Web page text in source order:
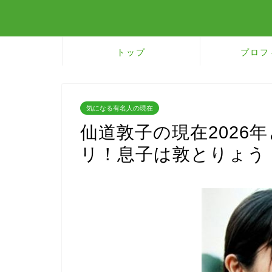
トップ プロ
気になる有名人の現在
仙道敦子の現在2026
リ！息子は敦とりょう